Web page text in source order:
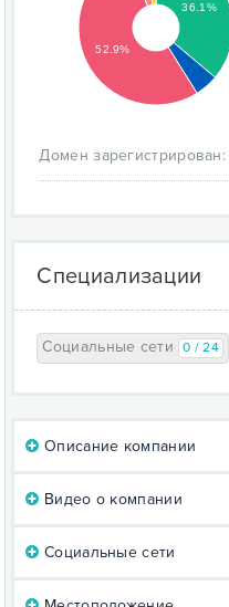
36.1%
52.9%
Домен зарегистрирован:
Специализации
Социальные сети 0 / 24
Описание компании
Видео о компании
Социальные сети